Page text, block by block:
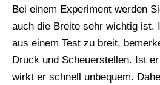
Bei einem Experiment werden
auch die Breite sehr wichtig ist.
aus einem Test zu breit,
Druck und Scheuerstellen. Ist
wirkt er schnell unbequem.